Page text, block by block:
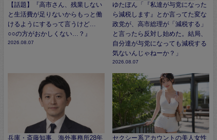
【話題】『高市さん、残業しない
と生活費が足りないからもっと働
けるようにするって言うけど…
○○の方がおかしくない…？』
2026.08.07
ゆたぼん「『私達が与党になった
ら減税します』とか言ってた変な
政党が、高市総理が「減税する」
と言ったら反対し始めた。結局、
自分達が与党になっても減税する
気ないんじゃねーか？」
2026.08.07
兵庫・斎藤知事、海外事務所28年 セクシー系アカウントの美人女性